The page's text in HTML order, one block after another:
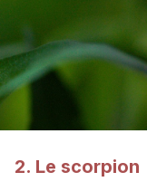
2. Le scorpion